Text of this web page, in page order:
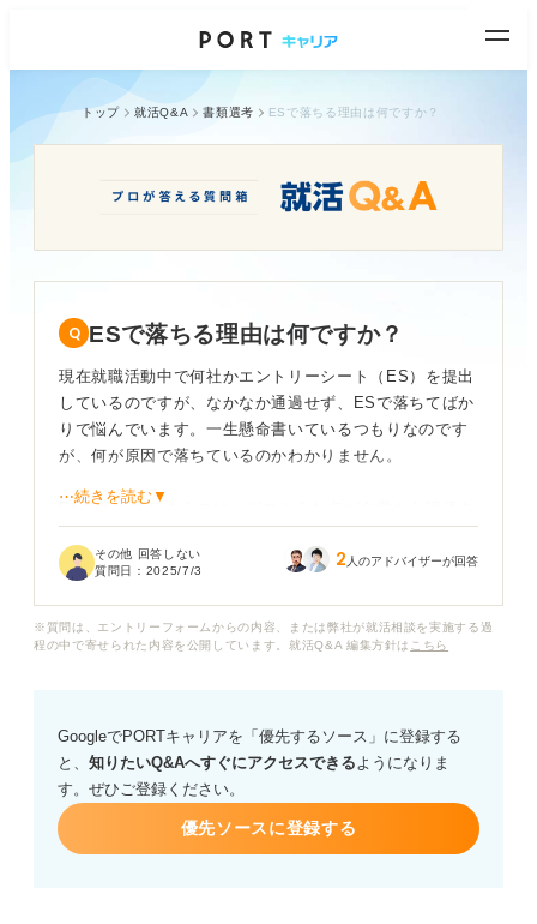
トップ 就活Q&A 書類選考 ESで落ちる理由は何ですか？
ESで落ちる理由は何ですか？
現在就職活動中で何社かエントリーシート（ES）を提出
しているのですが、なかなか通過せず、ESで落ちてばか
りで悩んでいます。一生懸命書いているつもりなのです
が、何が原因で落ちているのかわかりません。
ESで落ちてしまうのは、どのような点が企業から評価さ
方が悪いのか、それとも内容以前に何かのフィルターに
キャリアコンサルタントの方に、ESで不採用になるおも
⋯続きを読む▼
その他 回答しない
質問日： 2025/7/3 2 人のアドバイザーが回答
※質問は、エントリーフォームからの内容、または弊社が就活相談を実施する過
程の中で寄せられた内容を公開しています。就活Q&A 編集方針は こちら
GoogleでPORTキャリアを「優先するソース」に登録する
と、 知りたいQ&Aへすぐにアクセスできるようになりま
す。ぜひご登録ください。
優先ソースに登録する